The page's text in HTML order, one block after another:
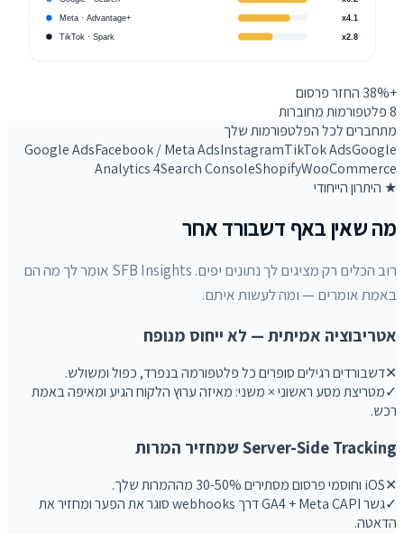
Meta · Advantage+ x4.1
TikTok · Spark x2.8
+38%
החזר פרסום
8פלטפורמות מחוברות
מתחברים לכל הפלטפורמות שלך
Google AdsFacebook / Meta AdsInstagramTikTok AdsGoogle
Analytics 4Search ConsoleShopifyWooCommerce
★ היתרון הייחודי
מה שאין באף דשבורד אחר
רוב הכלים רק מציגים לך נתונים יפים. SFB Insights אומר לך מה הם
באמת אומרים — ומה לעשות איתם.
אטריבוציה אמיתית — לא ייחוס מנופח
✕דשבורדים רגילים סופרים כל פלטפורמה בנפרד, כפול ומשולש.
✓מטריצת מסע ראשוני × משני: מאיזה ערוץ הלקוח הגיע ומאיפה באמת
רכש.
Server-Side Tracking שמחזיר המרות
✕iOS וחוסמי פרסום מסתירים 30-50% מההמרות שלך.
✓
גשר GA4 + Meta CAPI דרך webhooks סוגר את הפער ומחזיר את
הדאטה.